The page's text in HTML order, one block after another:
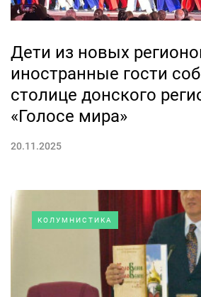
Дети из новых
иностранные гости
столице донского
«Голосе мира»
20.11.2025
КОЛУМНИСТИКА